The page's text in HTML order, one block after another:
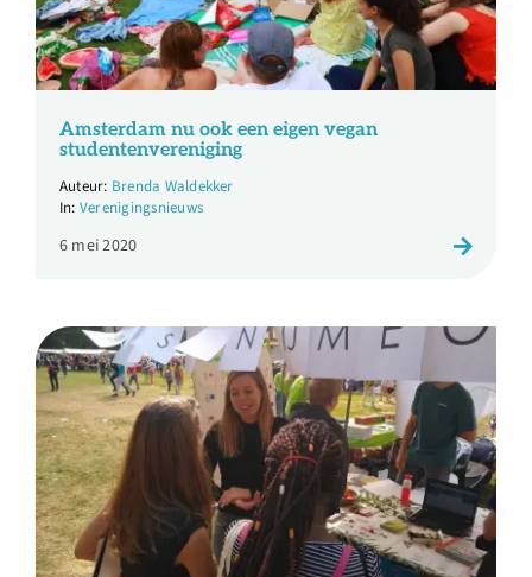
Amsterdam nu ook een eigen vegan
studentenvereniging
Brenda Waldekker
Verenigingsnieuws
6 mei 2020